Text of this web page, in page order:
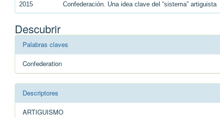
2015 Confederación. Una idea clave del “sistema” artiguista
Descubrir
Palabras claves
Confederation
Descriptores
ARTIGUISMO